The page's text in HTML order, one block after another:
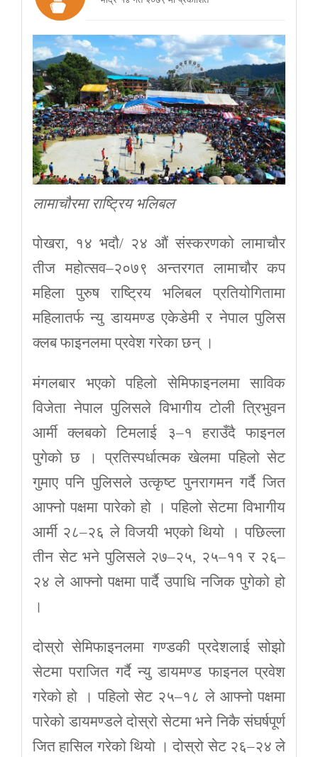
लामाचौरमा राष्ट्रिय भलिबल
पोखरा, १४ भदौ/ २४ औं संस्करणको लामाचौर
तीज महोत्सव–२०७९ अन्तरगत लामाचौर कप
महिला पुरुष राष्ट्रिय भलिबल प्रतियोगितामा
महिलातर्फ न्यु डायमण्ड एकेडेमी र नेपाल पुलिस
क्लब फाइनलमा प्रवेश गरेका छन् ।
मंगलबार भएको पहिलो सेमिफाइनलमा साविक
विजेता नेपाल पुलिसले विभागीय टोली त्रिभुवन
आर्मी क्लबको टिमलाई ३–१ हराउँदै फाइनल
पुगेको छ । प्रतिस्पर्धात्मक खेलमा पहिलो सेट
गुमाए पनि पुलिसले उत्कृष्ट पुनरागमन गर्दै जित
आफ्नो पक्षमा पारेको हो । पहिलो सेटमा विभागीय
आर्मी २८–२६ ले विजयी भएको थियो । पछिल्ला
तीन सेट भने पुलिसले २७–२५, २५–११ र २६–
२४ ले आफ्नो पक्षमा पार्दै उपाधि नजिक पुगेको हो
।
दोस्रो सेमिफाइनलमा गण्डकी प्रदेशलाई सोझो
सेटमा पराजित गर्दै न्यु डायमण्ड फाइनल प्रवेश
गरेको हो । पहिलो सेट २५–१८ ले आफ्नो पक्षमा
पारेको डायमण्डले दोस्रो सेटमा भने निकै संघर्षपूर्ण
जित हासिल गरेको थियो । दोस्रो सेट २६–२४ ले